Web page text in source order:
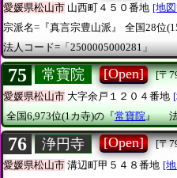
愛媛県松山市 山西町４５０番地 [地
宗派名=『真言宗豊山派』
全国28位
法人コード=「2500005000281」
75 常寶院 [Open]
[〒
愛媛県松山市 大字余戸１２０４番地
全国6,973位(1カ寺)の『常寶院』
76 浄円寺 [Open]
[〒
愛媛県松山市 溝辺町甲５４８番地 [